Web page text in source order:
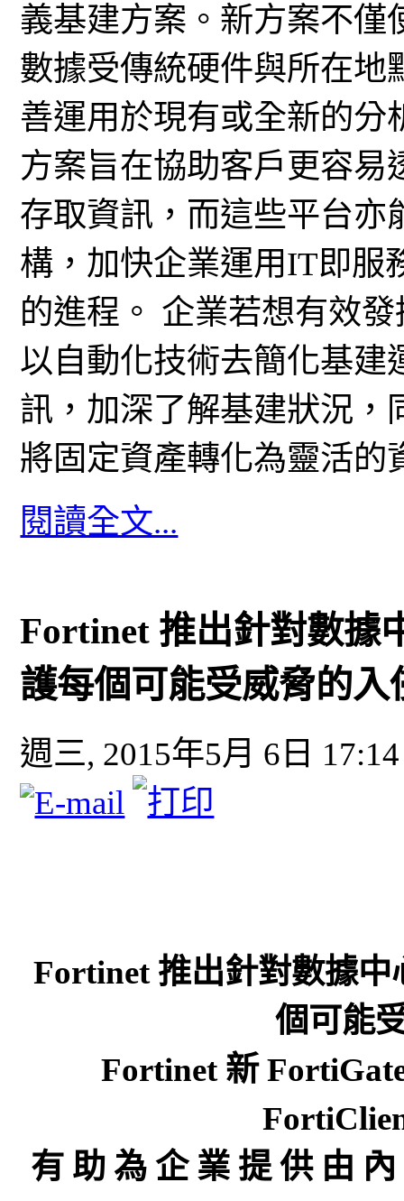
義基建方案。新方案不
數據受傳統硬件與所在地
善運用於現有或全新的分
方案旨在協助客戶更容易
存取資訊，而這些平台亦
構，加快企業運用IT即服
的進程。 企業若想有效
以自動化技術去簡化基建
訊，加深了解基建狀況，
將固定資產轉化為靈活的
閱讀全文...
Fortinet 推出針對數據
護每個可能受威脅的入
週三, 2015年5月 6日 17:14
Fortinet 推出針對數據
個可能
Fortinet 新
有 助 為 企 業 提 供 由